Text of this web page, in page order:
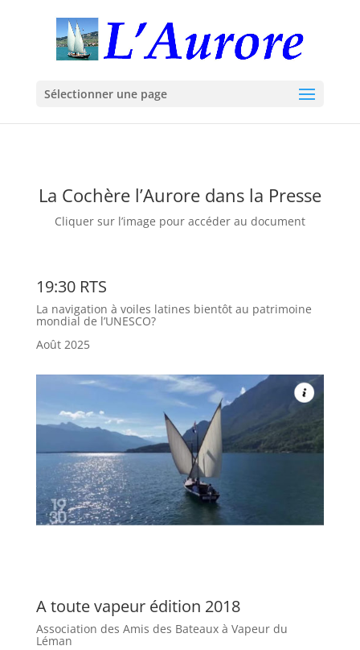
Sélectionner une page
La Cochère l’Aurore dans la Presse
Cliquer sur l’image pour accéder au document
19:30 RTS
La navigation à voiles latines bientôt au patrimoine
mondial de l’UNESCO?
Août 2025
A toute vapeur édition 2018
Association des Amis des Bateaux à Vapeur du
Léman